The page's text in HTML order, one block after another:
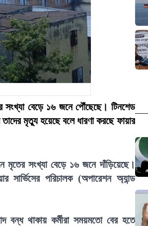
সংখ্যা বেড়ে ১৬ জনে পৌঁছেছে। টিনশেড
মৃত্যু হয়েছে বলে ধারণা করছে ফায়ার
মৃতের সংখ্যা বেড়ে ১৬ জনে দাঁড়িয়েছে।
পরিচালক (অপারেশন অ্যান্ড
বন্ধ থাকায় কর্মীরা সময়মতো বের হতে